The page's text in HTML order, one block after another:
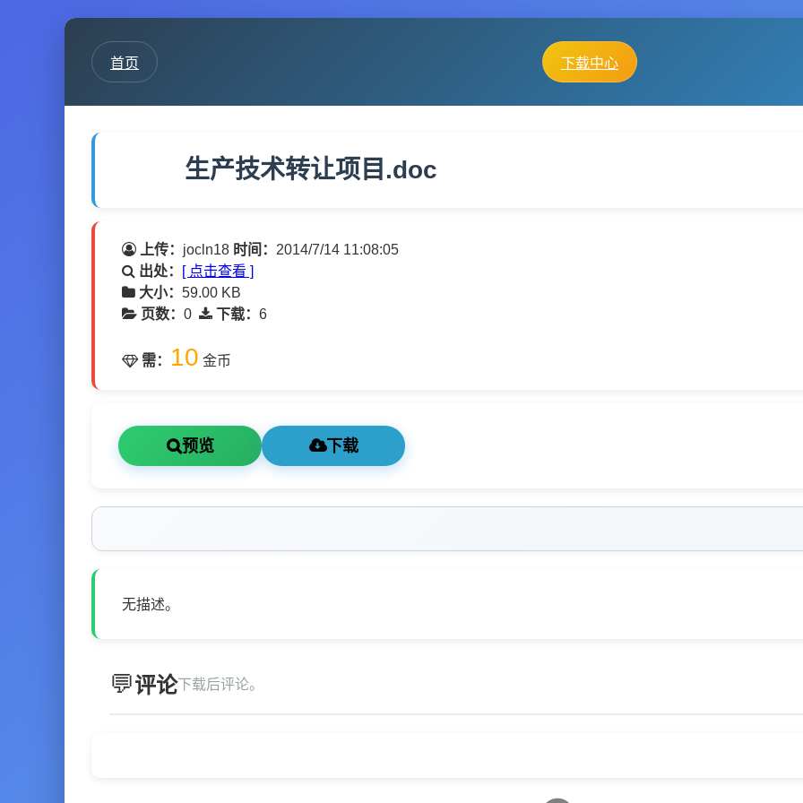
首页 下载中心
生产技术转让项目.doc
上传： jocln18 时间： 2014/7/14 11:08:05
出处：
[ 点击查看 ]
大小： 59.00 KB
页数： 0 下载： 6
需： 10 金币
预览 下载
无描述。
评论下载后评论。